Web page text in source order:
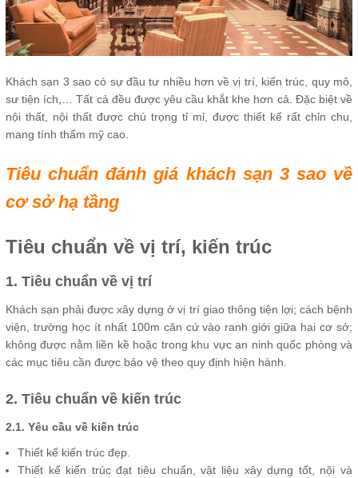
Khách sạn 3 sao có sự đầu tư nhiều hơn về vị trí, kiến trúc, quy mô,
sư tiện ích,… Tất cả đều được yêu cầu khắt khe hơn cả. Đặc biệt về
nội thất, nội thất được chú trọng tỉ mỉ, được thiết kế rất chỉn chu,
mang tính thẩm mỹ cao.
Tiêu chuẩn đánh giá khách sạn 3 sao về
cơ sở hạ tầng
Tiêu chuẩn về vị trí, kiến trúc
1. Tiêu chuẩn về vị trí
Khách sạn phải được xây dựng ở vị trí giao thông tiện lợi; cách bệnh
viện, trường học ít nhất 100m căn cứ vào ranh giới giữa hai cơ sở;
không được nằm liền kề hoặc trong khu vực an ninh quốc phòng và
các mục tiêu cần được bảo vệ theo quy định hiện hành.
2. Tiêu chuẩn về kiến trúc
2.1. Yêu cầu về kiến trúc
Thiết kế kiến trúc đẹp.
Thiết kế kiến trúc đạt tiêu chuẩn, vật liệu xây dựng tốt, nội và